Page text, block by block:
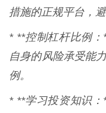
措施的正规平台，
* **控制杠杆比例
自身的风险承受能
例。
* **学习投资知识：